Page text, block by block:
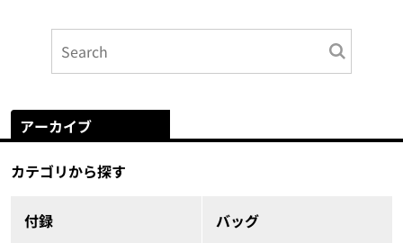
アーカイブ
カテゴリから探す
付録 バッグ